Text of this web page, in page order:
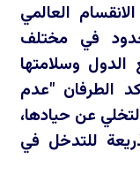
العالمي
في مختلف
وسلامتها
الطرفان "عدم
عن حيادها،
للتدخل في